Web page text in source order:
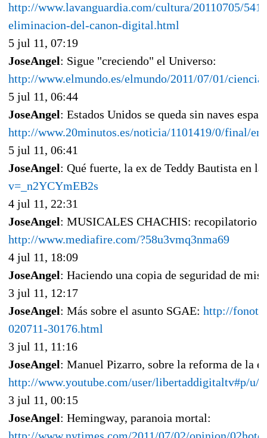
http://www.lavanguardia.com/cultura/20110705/
eliminacion-del-canon-digital.html
5 jul 11, 07:19
JoseAngel: Sigue "creciendo" el Universo:
http://www.elmundo.es/elmundo/2011/07/01/
5 jul 11, 06:44
JoseAngel: Estados Unidos se queda sin naves
http://www.20minutos.es/noticia/1101419/0/final/
5 jul 11, 06:41
JoseAngel: Qué fuerte, la ex de Teddy Bautista en
v=_n2YCYmEB2s
4 jul 11, 22:31
JoseAngel: MUSICALES CHACHIS: recopilatorio
http://www.mediafire.com/?58u3vmq3nma69
4 jul 11, 18:09
JoseAngel: Haciendo una copia de seguridad de mis
3 jul 11, 12:17
JoseAngel: Más sobre el asunto SGAE: http://
020711-30176.html
3 jul 11, 11:16
JoseAngel: Manuel Pizarro, sobre la reforma de la
http://www.youtube.com/user/libertaddigitaltv#p/u/
3 jul 11, 00:15
JoseAngel: Hemingway, paranoia mortal: